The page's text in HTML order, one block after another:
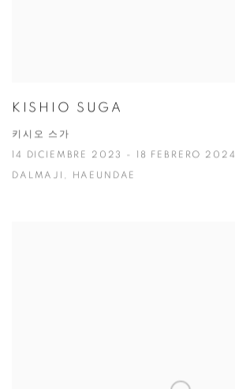
KISHIO SUGA
키시오 스가
14 DICIEMBRE 2023 - 18 FEBRERO 2024
DALMAJI, HAEUNDAE